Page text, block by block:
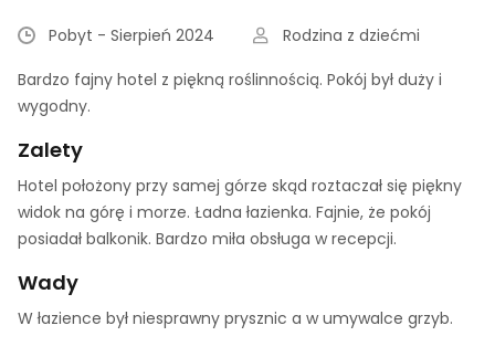
Pobyt - Sierpień 2024
Rodzina z dziećmi
Bardzo fajny hotel z piękną roślinnością. Pokój był duży i
wygodny.
Zalety
Hotel położony przy samej górze skąd roztaczał się piękny
widok na górę i morze. Ładna łazienka. Fajnie, że pokój
posiadał balkonik. Bardzo miła obsługa w recepcji.
Wady
W łazience był niesprawny prysznic a w umywalce grzyb.